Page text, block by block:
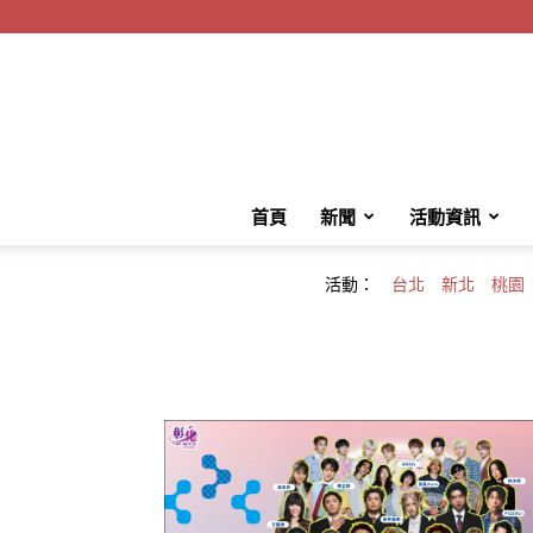
首頁 新聞 活動資訊
活動： 台北 新北 桃園